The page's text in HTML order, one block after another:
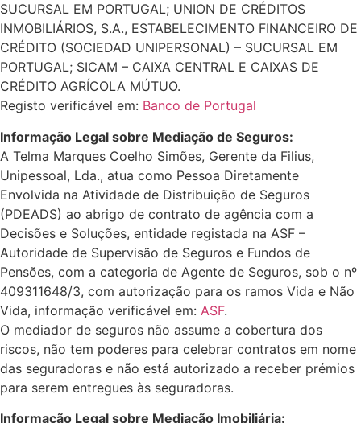
SUCURSAL EM PORTUGAL; UNION DE CRÉDITOS
INMOBILIÁRIOS, S.A., ESTABELECIMENTO FINANCEIRO DE
CRÉDITO (SOCIEDAD UNIPERSONAL) – SUCURSAL EM
PORTUGAL; SICAM – CAIXA CENTRAL E CAIXAS DE
CRÉDITO AGRÍCOLA MÚTUO.
Registo verificável em: Banco de Portugal
Informação Legal sobre Mediação de Seguros:
A Telma Marques Coelho Simões, Gerente da Filius,
Unipessoal, Lda., atua como Pessoa Diretamente
Envolvida na Atividade de Distribuição de Seguros
(PDEADS) ao abrigo de contrato de agência com a
Decisões e Soluções, entidade registada na ASF –
Autoridade de Supervisão de Seguros e Fundos de
Pensões, com a categoria de Agente de Seguros, sob o nº
409311648/3, com autorização para os ramos Vida e Não
Vida, informação verificável em: ASF.
O mediador de seguros não assume a cobertura dos
riscos, não tem poderes para celebrar contratos em nome
das seguradoras e não está autorizado a receber prémios
para serem entregues às seguradoras.
Informação Legal sobre Mediação Imobiliária: